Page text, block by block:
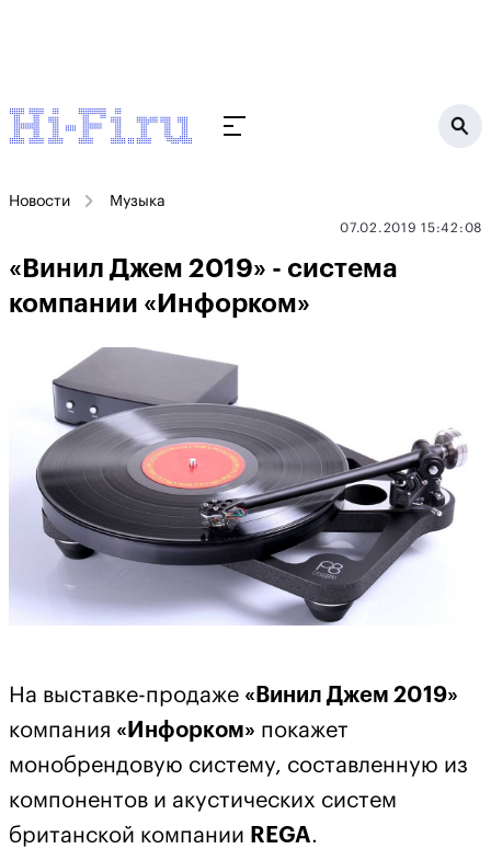
Новости Музыка
07.02.2019 15:42:08
«Винил Джем 2019» - система
компании «Инфорком»
На выставке-продаже «Винил Джем 2019»
компания «Инфорком» покажет
монобрендовую систему, составленную из
компонентов и акустических систем
британской компании REGA.